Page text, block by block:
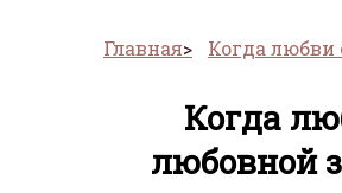
Главная Когда
Когда
любовной